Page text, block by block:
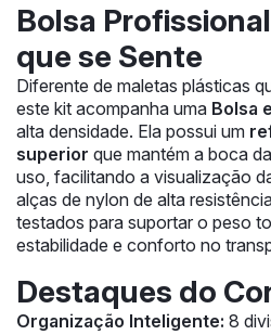
Bolsa
que se Sente
Diferente de maletas plásticas
este kit acompanha uma Bolsa
alta densidade. Ela possui um
superior que mantém a boca
uso, facilitando a visualização
alças de nylon de alta
testados para suportar o peso
estabilidade e conforto no
Destaques do
Organização Inteligente: 8